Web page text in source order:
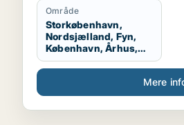
Område
Storkøbenhavn,
Nordsjælland, Fyn,
København, Århus,
Aalborg
Mere